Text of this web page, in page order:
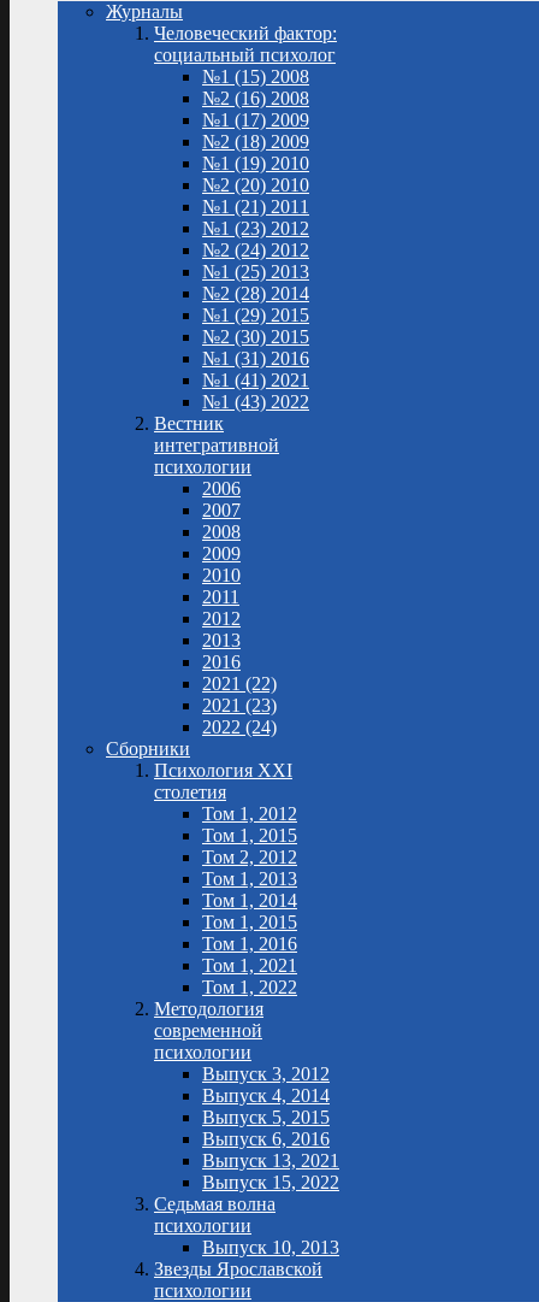
Журналы
Человеческий фактор:
социальный психолог
№1 (15) 2008
№2 (16) 2008
№1 (17) 2009
№2 (18) 2009
№1 (19) 2010
№2 (20) 2010
№1 (21) 2011
№1 (23) 2012
№2 (24) 2012
№1 (25) 2013
№2 (28) 2014
№1 (29) 2015
№2 (30) 2015
№1 (31) 2016
№1 (41) 2021
№1 (43) 2022
Вестник
интегративной
психологии
2006
2007
2008
2009
2010
2011
2012
2013
2016
2021 (22)
2021 (23)
2022 (24)
Сборники
Психология XXI
столетия
Том 1, 2012
Том 1, 2015
Том 2, 2012
Том 1, 2013
Том 1, 2014
Том 1, 2015
Том 1, 2016
Том 1, 2021
Том 1, 2022
Методология
современной
психологии
Выпуск 3, 2012
Выпуск 4, 2014
Выпуск 5, 2015
Выпуск 6, 2016
Выпуск 13, 2021
Выпуск 15, 2022
Седьмая волна
психологии
Выпуск 10, 2013
Звезды Ярославской
психологии